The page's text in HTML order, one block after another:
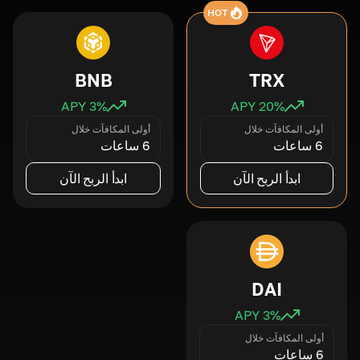
HOT
TRX
20% APY
أولى المكافآت خلال
6 ساعات
ابدأ الربح الآن
BNB
3% APY
أولى المكافآت خلال
6 ساعات
ابدأ الربح الآن
DAI
3% APY
أولى المكافآت خلال
6 ساعات